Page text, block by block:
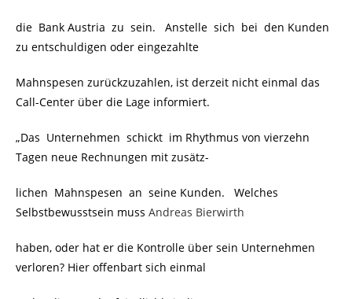
die Bank Austria zu sein. Anstelle sich bei den Kunden
zu entschuldigen oder eingezahlte
Mahnspesen zurückzuzahlen, ist derzeit nicht einmal das
Call-Center über die Lage informiert.
„Das Unternehmen schickt im Rhythmus von vierzehn
Tagen neue Rechnungen mit zusätz-
lichen Mahnspesen an seine Kunden. Welches
Selbstbewusstsein muss Andreas Bierwirth
haben, oder hat er die Kontrolle über sein Unternehmen
verloren? Hier offenbart sich einmal